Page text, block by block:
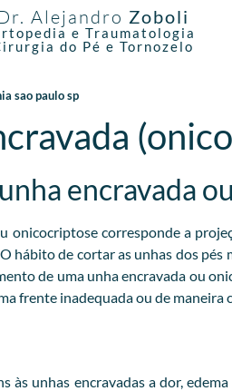
Alejandro Zoboli
e Traumatologia
do Pé e Tornozelo
sao paulo sp
encravada
onicocriptose corresponde a
hábito de cortar as unhas dos
de uma unha encravada ou
frente inadequada ou de
às unhas encravadas a dor,